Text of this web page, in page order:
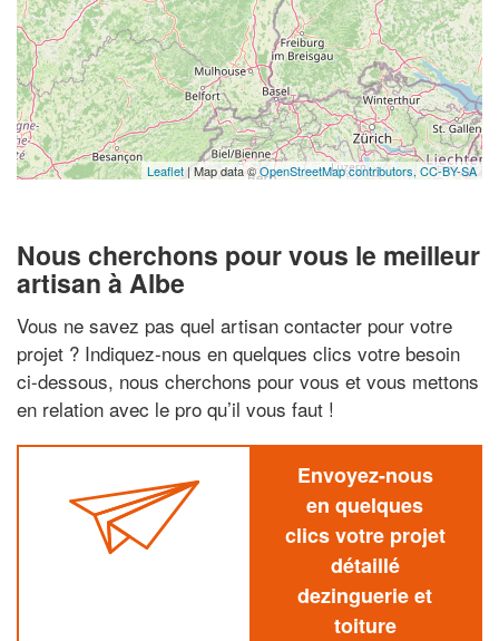
Leaflet | Map data ©OpenStreetMap contributors, CC-BY-SA
Nous cherchons pour vous le meilleur
artisan à Albe
Vous ne savez pas quel artisan contacter pour votre
projet ? Indiquez-nous en quelques clics votre besoin
ci-dessous, nous cherchons pour vous et vous mettons
en relation avec le pro qu’il vous faut !
Envoyez-nous
en quelques
clics votre projet
détaillé
dezinguerie et
toiture